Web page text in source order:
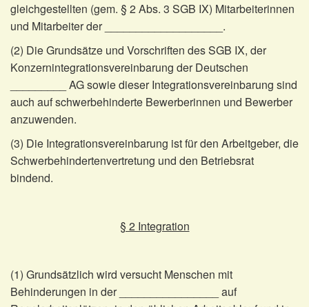
gleichgestellten (gem. § 2 Abs. 3 SGB IX) Mitarbeiterinnen
und Mitarbeiter der ___________________.
(2) Die Grundsätze und Vorschriften des SGB IX, der
Konzernintegrationsvereinbarung der Deutschen
_________ AG sowie dieser Integrationsvereinbarung sind
auch auf schwerbehinderte Bewerberinnen und Bewerber
anzuwenden.
(3) Die Integrationsvereinbarung ist für den Arbeitgeber, die
Schwerbehindertenvertretung und den Betriebsrat
bindend.
§ 2 Integration
(1) Grundsätzlich wird versucht Menschen mit
Behinderungen in der ________________ auf